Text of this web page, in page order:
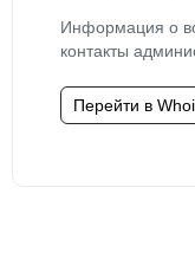
Информация о
контакты
Перейти в